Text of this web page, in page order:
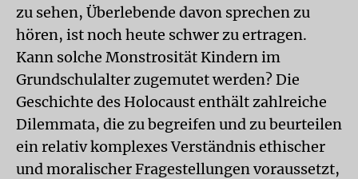
zu sehen, Überlebende davon sprechen zu
hören, ist noch heute schwer zu ertragen.
Kann solche Monstrosität Kindern im
Grundschulalter zugemutet werden? Die
Geschichte des Holocaust enthält zahlreiche
Dilemmata, die zu begreifen und zu beurteilen
ein relativ komplexes Verständnis ethischer
und moralischer Fragestellungen voraussetzt,